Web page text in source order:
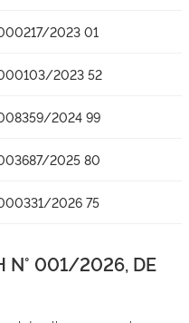
2023 01
2023 52
2024 99
2025 80
2026 75
N° 001/2026, DE